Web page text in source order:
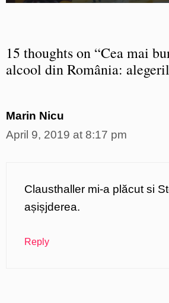
15 thoughts on “Cea mai
alcool din România:
Marin Nicu
April 9, 2019 at 8:17 pm
Clausthaller mi-a plăcut si
așișjderea.
Reply